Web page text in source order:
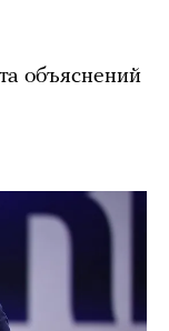
объяснений